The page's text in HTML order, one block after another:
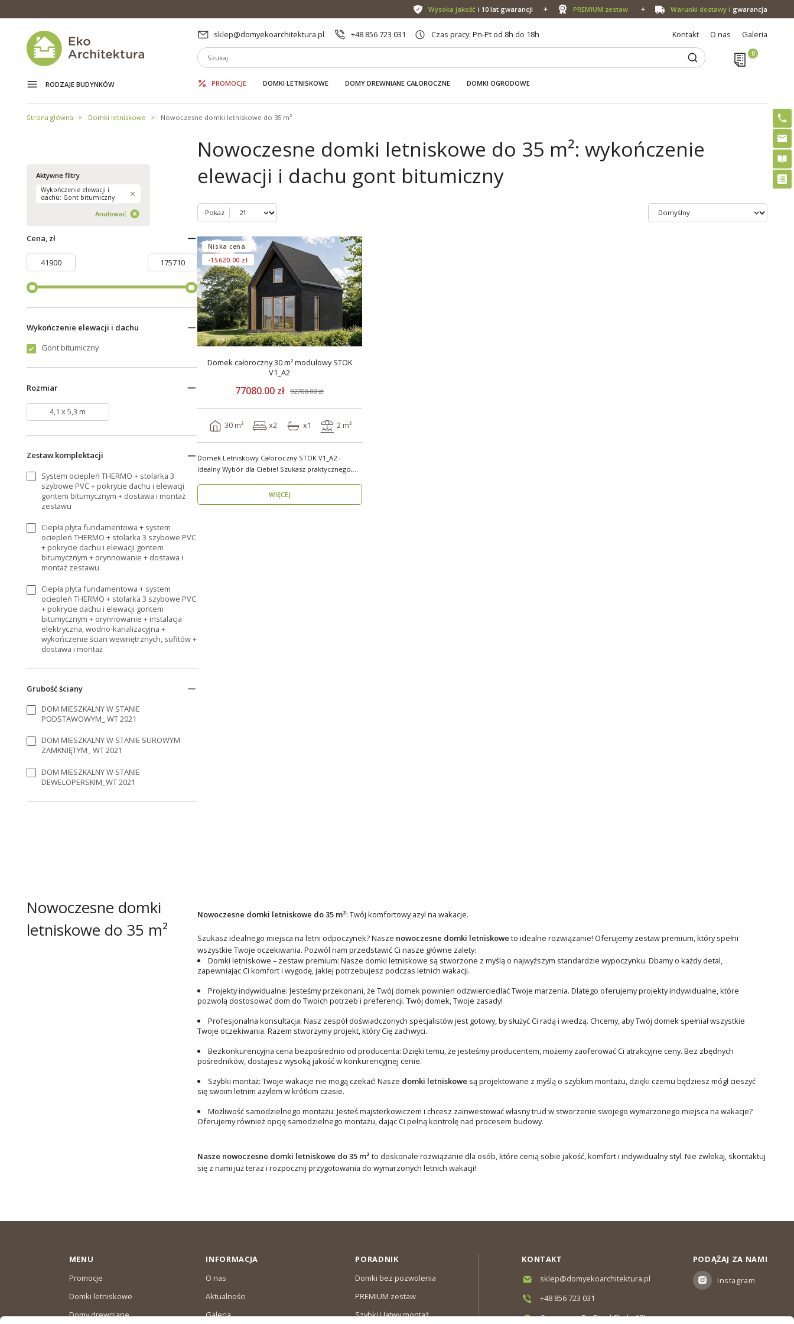
Wysoka jakość i 10 lat gwarancji PREMIUM zestaw Warunki dostawy i gwarancja
sklep@domyekoarchitektura.pl +48 856 723 031 Czas pracy: Pn-Pt od 8h do 18h Kontakt O nas Galeria
RODZAJE BUDYNKÓW PROMOCJE DOMKI LETNISKOWE DOMY DREWNIANE CAŁOROCZNE DOMKI OGRODOWE
Strona główna Domki letniskowe Nowoczesne domki letniskowe do 35 m²
Aktywne filtry
Wykończenie elewacji i
dachu: Gont bitumiczny
Anulować
Cena, zł
Wykończenie elewacji i dachu
Gont bitumiczny
Rozmiar
4,1 x 5,3 m
Zestaw komplektacji
System ociepleń THERMO + stolarka 3
szybowe PVC + pokrycie dachu i elewacji
gontem bitumycznym + dostawa i montaż
zestawu
Ciepła płyta fundamentowa + system
ociepleń THERMO + stolarka 3 szybowe PVC
+ pokrycie dachu i elewacji gontem
bitumycznym + orynnowanie + dostawa i
montaż zestawu
Ciepła płyta fundamentowa + system
ociepleń THERMO + stolarka 3 szybowe PVC
+ pokrycie dachu i elewacji gontem
bitumycznym + orynnowanie + instalacja
elektryczna, wodno-kanalizacyjna +
wykończenie ścian wewnętrznych, sufitów +
dostawa i montaż
Grubość ściany
DOM MIESZKALNY W STANIE
PODSTAWOWYM_ WT 2021
DOM MIESZKALNY W STANIE SUROWYM
ZAMKNIĘTYM_ WT 2021
DOM MIESZKALNY W STANIE
DEWELOPERSKIM_WT 2021
Nowoczesne domki letniskowe do 35 m²: wykończenie
elewacji i dachu gont bitumiczny
Pokaz
Niska cena
-15620.00 zł
Domek całoroczny 30 m² modułowy STOK
V1_A2
77080.00 zł 92700.00 zł
30 m² x2 x1 2 m²
Domek Letniskowy Całoroczny STOK V1_A2 –
Idealny Wybór dla Ciebie! Szukasz praktycznego,
WIĘCEJ
Nowoczesne domki
letniskowe do 35 m²
Nowoczesne domki letniskowe do 35 m²: Twój komfortowy azyl na wakacje.
Szukasz idealnego miejsca na letni odpoczynek? Nasze nowoczesne domki letniskowe to idealne rozwiązanie! Oferujemy zestaw premium, który spełni
wszystkie Twoje oczekiwania. Pozwól nam przedstawić Ci nasze główne zalety:
Domki letniskowe – zestaw premium: Nasze domki letniskowe są stworzone z myślą o najwyższym standardzie wypoczynku. Dbamy o każdy detal,
zapewniając Ci komfort i wygodę, jakiej potrzebujesz podczas letnich wakacji.
Projekty indywidualne: Jesteśmy przekonani, że Twój domek powinien odzwierciedlać Twoje marzenia. Dlatego oferujemy projekty indywidualne, które
pozwolą dostosować dom do Twoich potrzeb i preferencji. Twój domek, Twoje zasady!
Profesjonalna konsultacja: Nasz zespół doświadczonych specjalistów jest gotowy, by służyć Ci radą i wiedzą. Chcemy, aby Twój domek spełniał wszystkie
Twoje oczekiwania. Razem stworzymy projekt, który Cię zachwyci.
Bezkonkurencyjna cena bezpośrednio od producenta: Dzięki temu, że jesteśmy producentem, możemy zaoferować Ci atrakcyjne ceny. Bez zbędnych
pośredników, dostajesz wysoką jakość w konkurencyjnej cenie.
Szybki montaż: Twoje wakacje nie mogą czekać! Nasze domki letniskowe są projektowane z myślą o szybkim montażu, dzięki czemu będziesz mógł cieszyć
się swoim letnim azylem w krótkim czasie.
Możliwość samodzielnego montażu: Jesteś majsterkowiczem i chcesz zainwestować własny trud w stworzenie swojego wymarzonego miejsca na wakacje?
Oferujemy również opcję samodzielnego montażu, dając Ci pełną kontrolę nad procesem budowy.
Nasze nowoczesne domki letniskowe do 35 m² to doskonałe rozwiązanie dla osób, które cenią sobie jakość, komfort i indywidualny styl. Nie zwlekaj, skontaktuj
się z nami już teraz i rozpocznij przygotowania do wymarzonych letnich wakacji!
MENU
Promocje
Domki letniskowe
Domy drewniane
INFORMACJA
O nas
Aktualności
Galeria
PORADNIK
Domki bez pozwolenia
PREMIUM zestaw
Szybki i łatwy montaż
KONTAKT
sklep@domyekoarchitektura.pl
+48 856 723 031
Czas pracy: Pn-Pt od 8h do 18h
PODĄŻAJ ZA NAMI
Instagram